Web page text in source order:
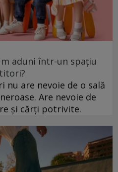
aduni într-un spațiu
are nevoie de o sală
Are nevoie de
și cărți potrivite.